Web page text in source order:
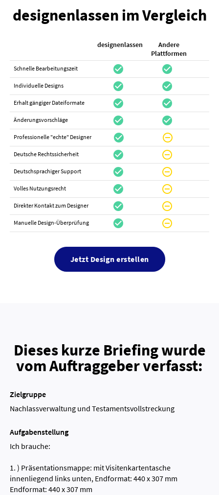
designenlassen im Vergleich
designenlassen
Andere
Plattformen
Schnelle Bearbeitungszeit check_circle check_circle
Individuelle Designs check_circle check_circle
Erhalt gängiger Dateiformate check_circle check_circle
Änderungsvorschläge check_circle check_circle
Professionelle "echte" Designer check_circle do_not_disturb_on
Deutsche Rechtssicherheit check_circle do_not_disturb_on
Deutschsprachiger Support check_circle do_not_disturb_on
Volles Nutzungsrecht check_circle do_not_disturb_on
Direkter Kontakt zum Designer check_circle do_not_disturb_on
Manuelle Design-Überprüfung check_circle do_not_disturb_on
Jetzt Design erstellen
Dieses kurze Briefing wurde
vom Auftraggeber verfasst:
Zielgruppe
Nachlassverwaltung und Testamentsvollstreckung
Aufgabenstellung
Ich brauche:
1. ) Präsentationsmappe: mit Visitenkartentasche
innenliegend links unten, Endformat: 440 x 307 mm
Endformat: 440 x 307 mm